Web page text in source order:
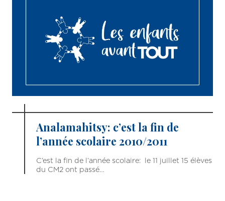
Analamahitsy: c’est la fin de
l’année scolaire 2010/2011
C’est la fin de l’année scolaire: le 11 juillet 15 élèves
du CM2 ont passé…